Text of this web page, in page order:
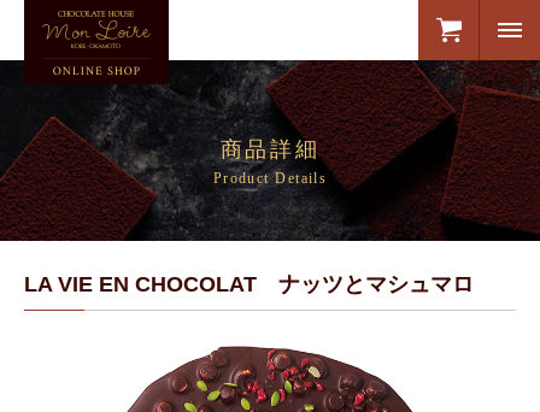
商品詳細
Product Details
LA VIE EN CHOCOLAT ナッツとマシュマロ